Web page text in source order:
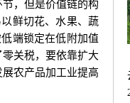
，但是价值链的构
鲜切花、水果、蔬
端锁定在低附加值
关税，要依靠扩大
农产品加工业提高